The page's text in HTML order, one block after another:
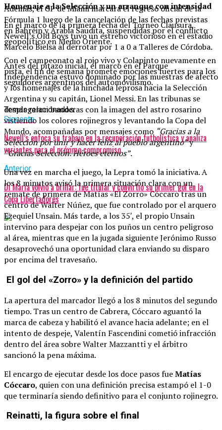
Además, el GP de Miami marcará el regreso oficial de la
Fórmula 1 luego de la cancelación de las fechas previstas
en Bahréin y Arabia Saudita, suspendidas por el conflicto
geopolítico en Medio Oriente.
Con el campeonato al rojo vivo y Colapinto nuevamente en
pista, el fin de semana promete emociones fuertes para los
seguidores argentinos del automovilismo.
Temas relacionados:
Siguente
Newell’s enfoca su trabajo en la recuperación futbolística y analiza
variantes para el próximo compromiso
Anterior
Di María volvió a brillar: fue titular y convirtió su primer gol en la
Copa Libertadores
Homenaje a la Selección y un arranque con intensidad
En el marco de la primera fecha del Torneo Clausura,
Newell’s Old Boys tuvo un estreno victorioso en el estadio
Marcelo Bielsa al derrotar por 1 a 0 a Talleres de Córdoba.
Antes del pitazo inicial, el marco en el Parque
Independencia estuvo dominado por las muestras de afecto
y los homenajes de la hinchada leprosa hacia la Selección
Argentina y su capitán, Lionel Messi. En las tribunas se
desplegaron banderas con la imagen del astro rosarino
vistiendo los colores rojinegros y levantando la Copa del
Mundo, acompañadas por mensajes como “Gracias a la
Selección por unir y hacer feliz al pueblo argentino”y
“Gracias Selección. Héroes eternos”.
Una vez en marcha el juego, la Lepra tomó la iniciativa. A
los 8 minutos avisó la primera situación clara con un
remate de primera de Matías «El Zorro» Cóccaro tras un
centro de Walter Núñez, que fue controlado por el arquero
Ezequiel Unsain. Más tarde, a los 35′, el propio Unsain
intervino para despejar con los puños un centro peligroso
al área, mientras que en la jugada siguiente Jerónimo Russo
desaprovechó una oportunidad clara enviando su disparo
por encima del travesaño.
El gol del «Zorro» y la definición del partido
La apertura del marcador llegó a los 8 minutos del segundo
tiempo. Tras un centro de Cabrera, Cóccaro aguantó la
marca de cabeza y habilitó el avance hacia adelante; en el
intento de despeje, Valentín Fascendini cometió infracción
dentro del área sobre Walter Mazzantti y el árbitro
sancionó la pena máxima.
El encargo de ejecutar desde los doce pasos fueMatías
Cóccaro, quien con una definición precisa estampó el 1-0
que terminaría siendo definitivo para el conjunto rojinegro.
Reinatti, la figura sobre el final